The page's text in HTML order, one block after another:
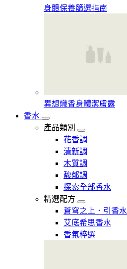
身體保養篩選指南
異想熾香身體潔膚露
香水
產品類別
花香調
清新調
木質調
馥郁調
探索全部香水
精選配方
蒼穹之上．引香水
艾底希思香水
香氛粹選